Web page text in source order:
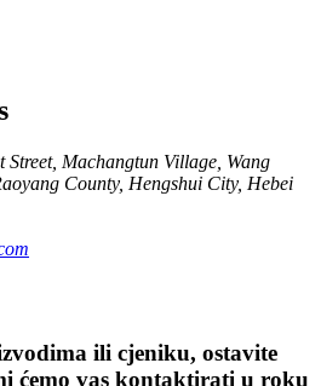
Street, Machangtun Village, Wang
County, Hengshui City, Hebei
ili cjeniku, ostavite
ćemo vas kontaktirati u roku